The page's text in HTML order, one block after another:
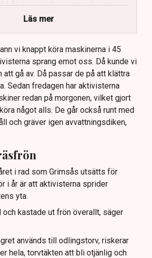
från Svensk Torv varnar för ett
sabotage.
plats står maktlös inför
om finansiering av illegal aktivism.
Läs mer
vi knappt köra maskinerna i 45
sprang emot oss. Då kunde vi
att gå av. Då passar de på att klättra
Sedan fredagen har aktivisterna
redan på morgonen, vilket gjort
något alls. De går också runt med
och gräver igen avvattningsdiken,
i rad som Grimsås utsätts för
i år är att aktivisterna sprider
yta.
kastade ut frön överallt, säger
används till odlingstorv, riskerar
hela, torvtäkten att bli otjänlig och